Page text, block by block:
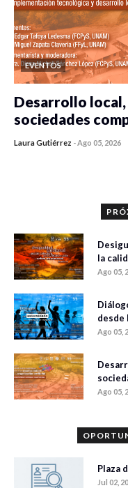
EVENTOS
Desarrollo
sociedades
Laura Gutiérrez -Ago 05, 2026
la
Ago 05,
desde
Ago 05,
Ago 05,
Plaza
Jul 02,